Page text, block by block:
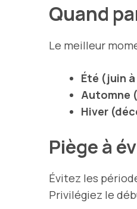
Quand
Le meilleur
Été (juin
Automne
Hiver
Piège à
Évitez les
Privilégiez le